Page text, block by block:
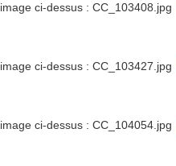
ci-dessus : CC_103408.jpg
ci-dessus : CC_103427.jpg
ci-dessus : CC_104054.jpg